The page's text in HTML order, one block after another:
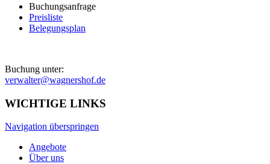
Buchungsanfrage
Preisliste
Belegungsplan
Buchung unter:
verwalter@wagnershof.de
WICHTIGE LINKS
Navigation überspringen
Angebote
Über uns